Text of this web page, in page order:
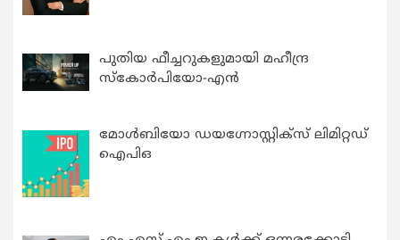
പുതിയ ഫീച്ചറുകളുമായി മഹീന്ദ്ര
സ്കോർപിയോ-എൻ
മോൾബിയോ ഡയഗ്നോസ്റ്റിക്സ് ലിമിറ്റഡ്
ഐപിഒ